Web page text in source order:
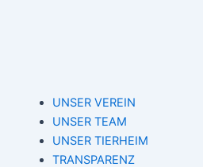
UNSER VEREIN
UNSER TEAM
UNSER TIERHEIM
TRANSPARENZ